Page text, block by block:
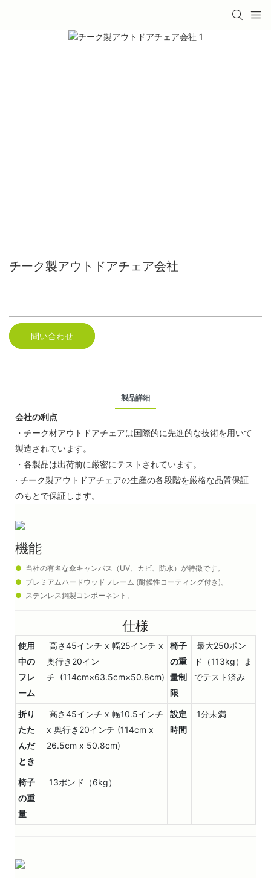
チーク製アウトドアチェア会社
問い合わせ
製品詳細
会社の利点
・チーク材アウトドアチェアは国際的に先進的な技術を用いて
製造されています。
・各製品は出荷前に厳密にテストされています。
· チーク製アウトドアチェアの生産の各段階を厳格な品質保証
のもとで保証します。
機能
● 当社の有名な傘キャンバス（UV、カビ、防水）が特徴です。
● プレミアムハードウッドフレーム (耐候性コーティング付き)。
● ステンレス鋼製コンポーネント。
仕様
使用
中の
フレ
ーム
高さ45インチ x 幅25インチ x
奥行き20イン
チ (114cm×63.5cm×50.8cm)
椅子
の重
量制
限
最大250ポン
ド（113kg）ま
でテスト済み
折り
たた
んだ
とき
高さ45インチ x 幅10.5インチ
x 奥行き20インチ (114cm x
26.5cm x 50.8cm)
設定
時間
1分未満
椅子
の重
量
13ポンド（6kg）